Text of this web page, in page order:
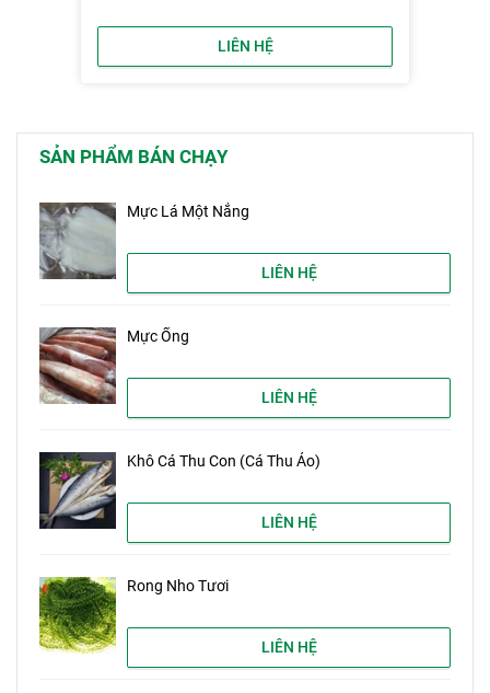
LIÊN HỆ
SẢN PHẨM BÁN CHẠY
Mực Lá Một Nắng
LIÊN HỆ
Mực Ống
LIÊN HỆ
Khô Cá Thu Con (Cá Thu Ảo)
LIÊN HỆ
Rong Nho Tươi
LIÊN HỆ